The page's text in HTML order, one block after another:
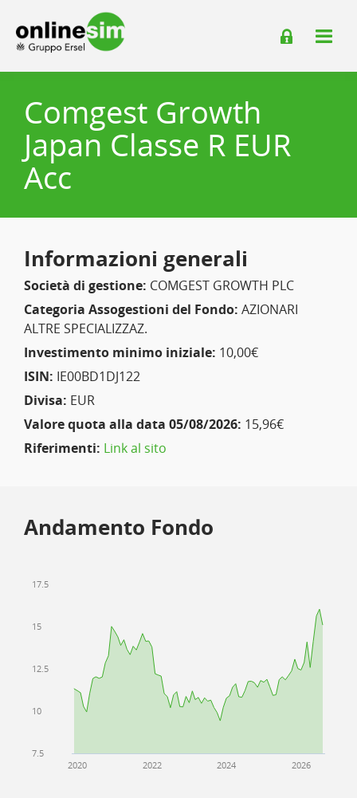
Comgest Growth
Japan Classe R EUR
Acc
Informazioni generali
Società di gestione: COMGEST GROWTH PLC
Categoria Assogestioni del Fondo: AZIONARI
ALTRE SPECIALIZZAZ.
Investimento minimo iniziale: 10,00€
ISIN: IE00BD1DJ122
Divisa: EUR
Valore quota alla data 05/08/2026: 15,96€
Riferimenti: Link al sito
Andamento Fondo
2020 2022 2024 2026
7.5
10
12.5
15
17.5